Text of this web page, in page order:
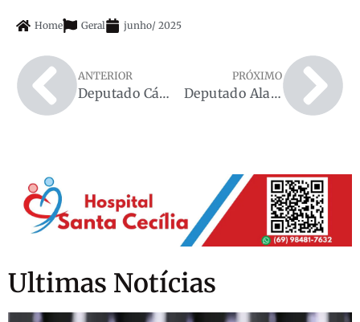
Home Geral junho/ 2025
ANTERIOR
Deputado Cássio Gois destaca aprovação de projeto que valoriza os mesários voluntários em Rondônia
PRÓXIMO
Deputado Alan Queiroz institui capelania escolar voluntária na rede pública de Rondônia
Ultimas Notícias